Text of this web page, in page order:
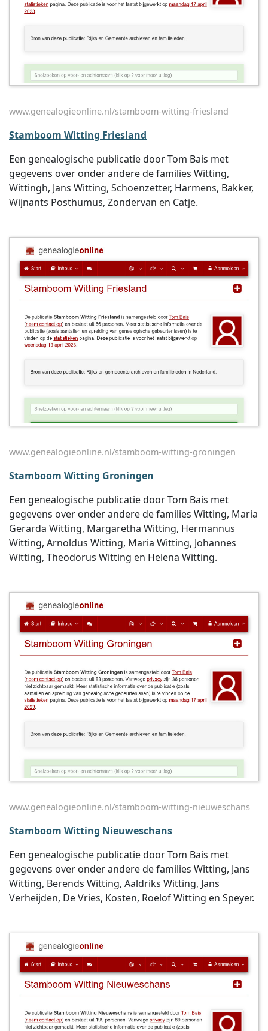
www.genealogieonline.nl/stamboom-witting-friesland
Stamboom Witting Friesland
Een genealogische publicatie door Tom Bais met
gegevens over onder andere de families Witting,
Wittingh, Jans Witting, Schoenzetter, Harmens, Bakker,
Wijnants Posthumus, Zondervan en Catje.
www.genealogieonline.nl/stamboom-witting-groningen
Stamboom Witting Groningen
Een genealogische publicatie door Tom Bais met
gegevens over onder andere de families Witting, Maria
Gerarda Witting, Margaretha Witting, Hermannus
Witting, Arnoldus Witting, Maria Witting, Johannes
Witting, Theodorus Witting en Helena Witting.
www.genealogieonline.nl/stamboom-witting-nieuweschans
Stamboom Witting Nieuweschans
Een genealogische publicatie door Tom Bais met
gegevens over onder andere de families Witting, Jans
Witting, Berends Witting, Aaldriks Witting, Jans
Verheijden, De Vries, Kosten, Roelof Witting en Speyer.